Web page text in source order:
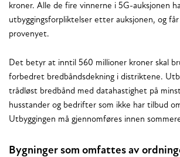
kroner. Alle de fire vinnerne i 5G-auksjonen
utbyggingsforpliktelser etter auksjonen, og
provenyet.
Det betyr at inntil 560 millioner kroner skal
forbedret bredbåndsdekning i distriktene.
trådløst bredbånd med datahastighet på
husstander og bedrifter som ikke har tilbud
Utbyggingen må gjennomføres innen
Bygninger som omfattes av